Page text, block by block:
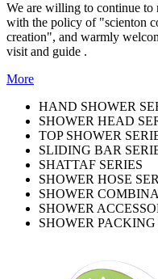
We are willing to continue to
with the policy of "scienton
creation", and warmly
visit and guide .
More
HAND SHOWER
SHOWER HEAD
TOP SHOWER
SLIDING BAR
SHATTAF SERIES
SHOWER HOSE
SHOWER
SHOWER
SHOWER PACKING